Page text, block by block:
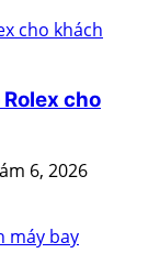
cho
6, 2026